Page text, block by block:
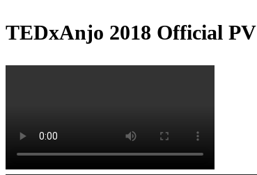
TEDxAnjo 2018 Official PV